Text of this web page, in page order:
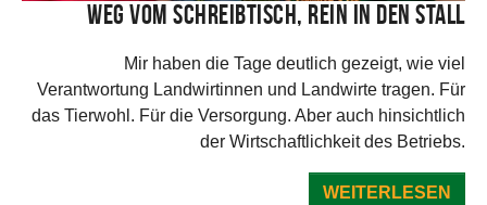
Weg vom Schreibtisch, rein in den Stall
Mir haben die Tage deutlich gezeigt, wie viel
Verantwortung Landwirtinnen und Landwirte tragen. Für
das Tierwohl. Für die Versorgung. Aber auch hinsichtlich
der Wirtschaftlichkeit des Betriebs.
WEITERLESEN